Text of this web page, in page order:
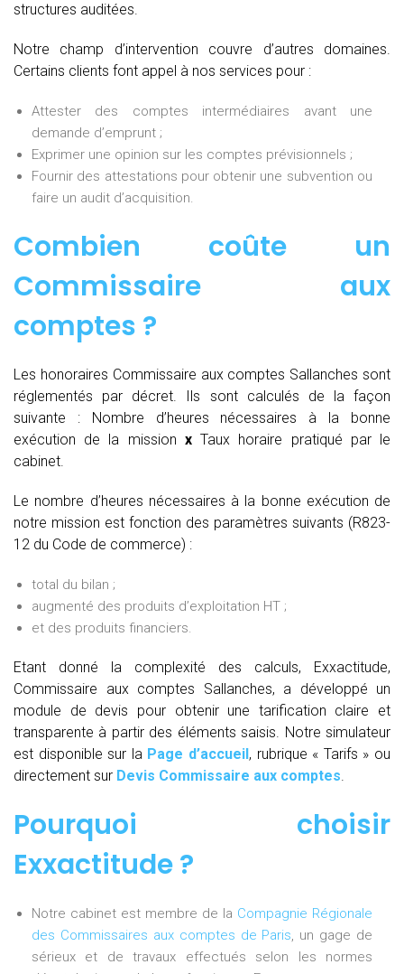
structures auditées.
Notre champ d’intervention couvre d’autres domaines.
Certains clients font appel à nos services pour :
Attester des comptes intermédiaires avant une
demande d’emprunt ;
Exprimer une opinion sur les comptes prévisionnels ;
Fournir des attestations pour obtenir une subvention ou
faire un audit d’acquisition.
Combien coûte un
Commissaire aux
comptes ?
Les honoraires Commissaire aux comptes Sallanches sont
réglementés par décret. Ils sont calculés de la façon
suivante :
Nombre d’heures nécessaires à la bonne
exécution de la mission xTaux horaire pratiqué par le
cabinet.
Le nombre d’heures nécessaires à la bonne exécution de
notre mission est fonction des paramètres suivants (R823-
12 du Code de commerce) :
total du bilan ;
augmenté des produits d’exploitation HT ;
et des produits financiers.
Etant donné la complexité des calculs, Exxactitude,
Commissaire aux comptes Sallanches, a développé un
module de devis pour obtenir une tarification claire et
transparente à partir des éléments saisis. Notre simulateur
est disponible sur la Page d’accueil, rubrique « Tarifs » ou
directement sur Devis Commissaire aux comptes.
Pourquoi choisir
Exxactitude ?
Notre cabinet est membre de la Compagnie Régionale
des Commissaires aux comptes de Paris, un gage de
sérieux et de travaux effectués selon les normes